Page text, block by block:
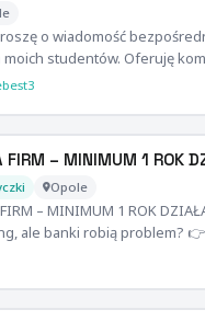
o wiadomość
studentów. Oferuję
FIRM – MINIMUM 1 ROK
Opole
FIRM – MINIMUM 1 ROK
ale banki robią problem?